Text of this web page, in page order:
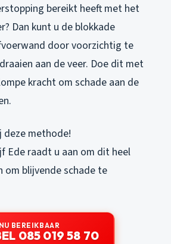
bereikt heeft met het
Dan kunt u de blokkade
door voorzichtig te
aan de veer. Doe dit met
kracht om schade aan de
deze methode!
Ede raadt u aan om dit heel
blijvende schade te
BEREIKBAAR
085 019 58 70